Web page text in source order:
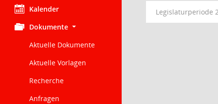
Kalender
Dokumente
Aktuelle Dokumente
Aktuelle Vorlagen
Recherche
Anfragen
Legislaturperiode